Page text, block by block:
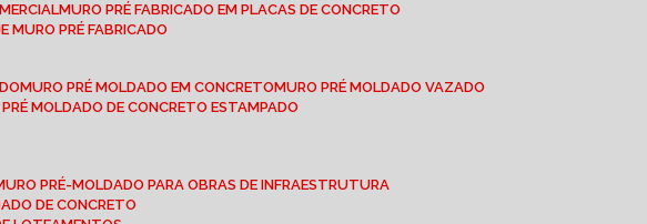
MURO PRÉ FABRICADO EM PLACAS DE CONCRETO
MURO PRÉ FABRICADO
MURO PRÉ MOLDADO EM CONCRETO
MURO PRÉ MOLDADO VAZADO
PRÉ MOLDADO DE CONCRETO ESTAMPADO
MURO PRÉ-MOLDADO PARA OBRAS DE INFRAESTRUTURA
DE CONCRETO